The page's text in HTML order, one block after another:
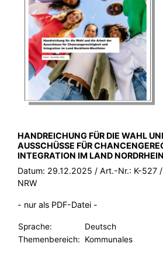
BROSCHÜRE:
HANDREICHUNG FÜR DIE WAHL
AUSSCHÜSSE FÜR
INTEGRATION IM LAND
Datum: 29.12.2025 / Art.-Nr.: K-527
NRW
- nur als PDF-Datei -
Sprache:
Deutsch
Themenbereich:
Kommunales